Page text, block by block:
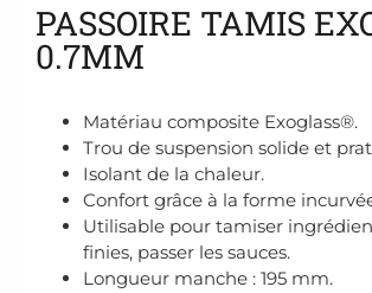
PASSOIRE TAMIS
0.7MM
Matériau composite Exoglass®.
Trou de suspension solide et
Isolant de la chaleur.
Confort grâce à la forme
Utilisable pour tamiser
finies, passer les sauces.
Longueur manche : 195 mm.